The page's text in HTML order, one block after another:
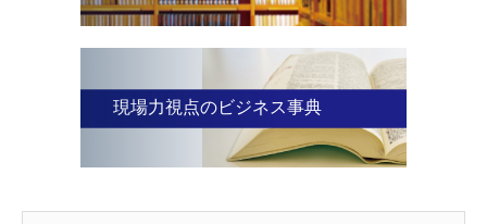
現場力視点のビジネス事典